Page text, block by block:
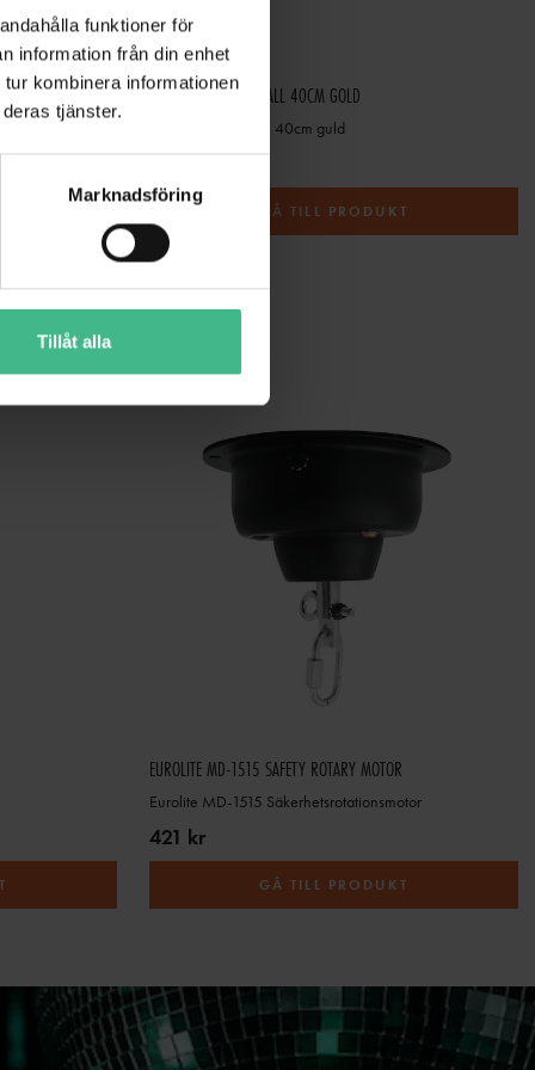
funktioner för
information från din enhet
kombinera informationen
tjänster.
Marknadsföring
Tillåt alla
MIRRORS
speglar
EUROLITE MIRROR BALL 40CM GOLD
Eurolite Spegelboll 40cm guld
1 581 kr
GÅ TILL PRODUKT
EUROLITE MD-1515 SAFETY ROTARY MOTOR
Eurolite MD-1515 Säkerhetsrotationsmotor
421 kr
GÅ TILL PRODUKT